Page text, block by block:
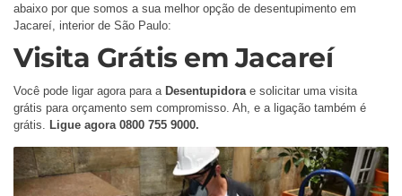
abaixo por que somos a sua melhor opção de desentupimento em
Jacareí, interior de São Paulo:
Visita Grátis em Jacareí
Você pode ligar agora para a Desentupidora e solicitar uma visita
grátis para orçamento sem compromisso. Ah, e a ligação também é
grátis. Ligue agora 0800 755 9000.